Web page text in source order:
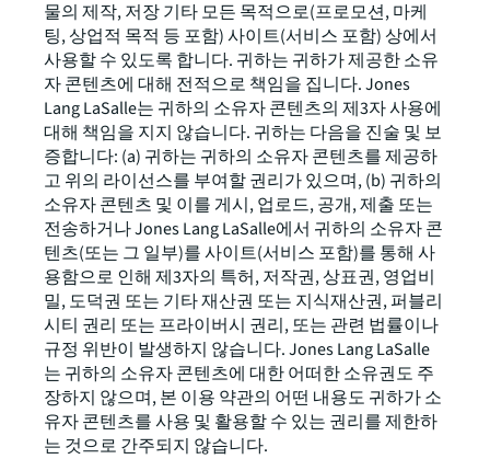
물의 제작, 저장 기타 모든 목적으로(프로모션, 마케
팅, 상업적 목적 등 포함) 사이트(서비스 포함) 상에서
사용할 수 있도록 합니다. 귀하는 귀하가 제공한 소유
자 콘텐츠에 대해 전적으로 책임을 집니다. Jones
Lang LaSalle는 귀하의 소유자 콘텐츠의 제3자 사용에
대해 책임을 지지 않습니다. 귀하는 다음을 진술 및 보
증합니다: (a) 귀하는 귀하의 소유자 콘텐츠를 제공하
고 위의 라이선스를 부여할 권리가 있으며, (b) 귀하의
소유자 콘텐츠 및 이를 게시, 업로드, 공개, 제출 또는
전송하거나 Jones Lang LaSalle에서 귀하의 소유자 콘
텐츠(또는 그 일부)를 사이트(서비스 포함)를 통해 사
용함으로 인해 제3자의 특허, 저작권, 상표권, 영업비
밀, 도덕권 또는 기타 재산권 또는 지식재산권, 퍼블리
시티 권리 또는 프라이버시 권리, 또는 관련 법률이나
규정 위반이 발생하지 않습니다. Jones Lang LaSalle
는 귀하의 소유자 콘텐츠에 대한 어떠한 소유권도 주
장하지 않으며, 본 이용 약관의 어떤 내용도 귀하가 소
유자 콘텐츠를 사용 및 활용할 수 있는 권리를 제한하
는 것으로 간주되지 않습니다.